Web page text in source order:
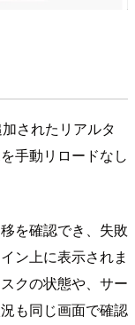
されたリアルタ
手動リロードなし
を確認でき、失敗
ン上に表示されま
クの状態や、サー
も同じ画面で確認